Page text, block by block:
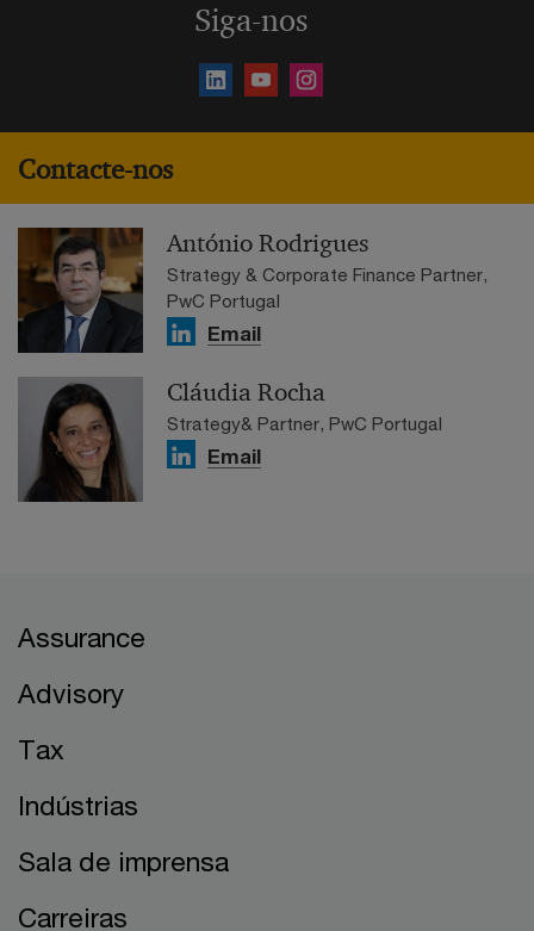
Siga-nos
Contacte-nos
António Rodrigues
Strategy & Corporate Finance Partner,
PwC Portugal
Email
Cláudia Rocha
Strategy& Partner, PwC Portugal
Email
Assurance
Advisory
Tax
Indústrias
Sala de imprensa
Carreiras